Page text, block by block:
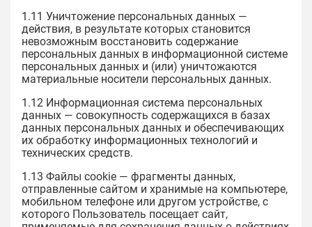
1.11 Уничтожение персональных данных —
действия, в результате которых становится
невозможным восстановить содержание
персональных данных в информационной системе
персональных данных и (или) уничтожаются
материальные носители персональных данных.
1.12 Информационная система персональных
данных — совокупность содержащихся в базах
данных персональных данных и обеспечивающих
их обработку информационных технологий и
технических средств.
1.13 Файлы cookie — фрагменты данных,
отправленные сайтом и хранимые на компьютере,
мобильном телефоне или другом устройстве, с
которого Пользователь посещает сайт,